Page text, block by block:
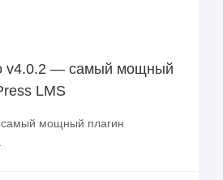
v4.0.2 — самый мощный
LMS
мощный плагин